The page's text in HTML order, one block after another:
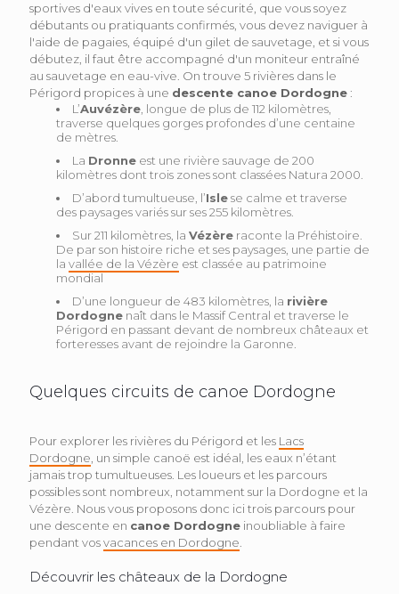
sportives d'eaux vives en toute sécurité, que vous soyez
débutants ou pratiquants confirmés, vous devez naviguer à
l'aide de pagaies, équipé d'un gilet de sauvetage, et si vous
débutez, il faut être accompagné d'un moniteur entraîné
au sauvetage en eau-vive. On trouve 5 rivières dans le
Périgord propices à une descente canoe Dordogne :
L’Auvézère , longue de plus de 112 kilomètres,
traverse quelques gorges profondes d’une centaine
de mètres.
La Dronne est une rivière sauvage de 200
kilomètres dont trois zones sont classées Natura 2000.
D’abord tumultueuse, l’Islese calme et traverse
des paysages variés sur ses 255 kilomètres.
Sur 211 kilomètres, la Vézère raconte la Préhistoire.
De par son histoire riche et ses paysages, une partie de
la vallée de la Vézère est classée au patrimoine
mondial
D’une longueur de 483 kilomètres, la rivière
Dordogne naît dans le Massif Central et traverse le
Périgord en passant devant de nombreux châteaux et
forteresses avant de rejoindre la Garonne.
Quelques circuits de canoe Dordogne
Pour explorer les rivières du Périgord et les Lacs
Dordogne , un simple canoë est idéal, les eaux n’étant
jamais trop tumultueuses. Les loueurs et les parcours
possibles sont nombreux, notamment sur la Dordogne et la
Vézère. Nous vous proposons donc ici trois parcours pour
une descente en canoe Dordogne inoubliable à faire
pendant vosvacances en Dordogne
Découvrir les châteaux de la Dordogne